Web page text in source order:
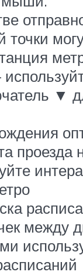
точки
▼
проезда
между